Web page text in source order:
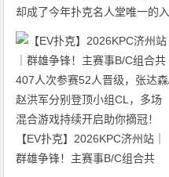
却成了今年扑克名人堂唯一的入
选者
【EV扑克】2026KPC济州站｜
群雄争锋！主赛事B/C组合共